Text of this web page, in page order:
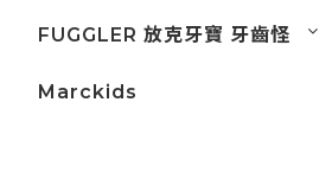
FUGGLER 放克牙寶 牙齒怪
Marckids